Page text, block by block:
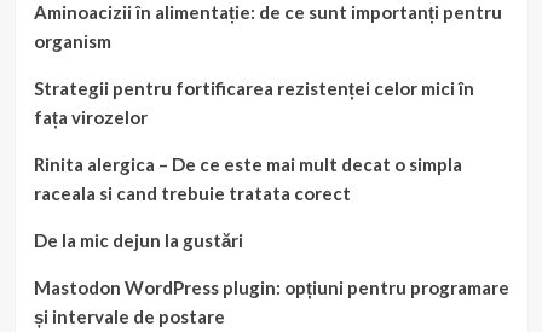
Aminoacizii în alimentație: de ce sunt importanți pentru
organism
Strategii pentru fortificarea rezistenței celor mici în
fața virozelor
Rinita alergica – De ce este mai mult decat o simpla
raceala si cand trebuie tratata corect
De la mic dejun la gustări
Mastodon WordPress plugin: opțiuni pentru programare
și intervale de postare